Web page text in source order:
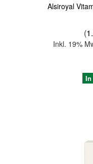
Alsiroyal
(
Inkl. 19%
In